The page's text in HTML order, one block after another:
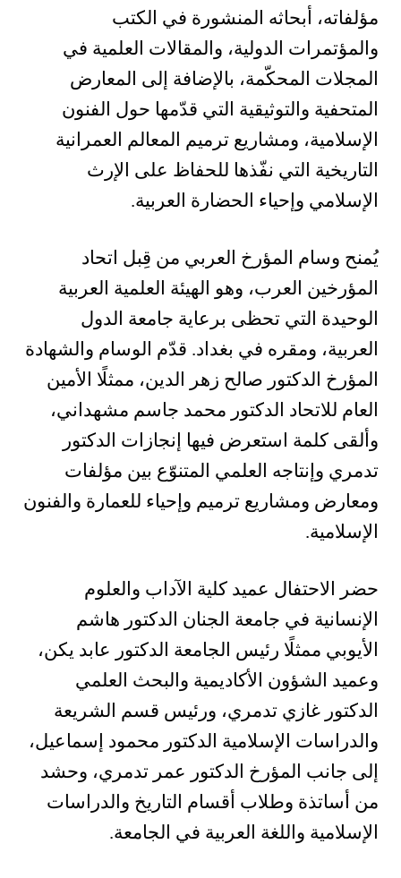
مؤلفاته، أبحاثه المنشورة في الكتب
والمؤتمرات الدولية، والمقالات العلمية في
المجلات المحكّمة، بالإضافة إلى المعارض
المتحفية والتوثيقية التي قدّمها حول الفنون
الإسلامية، ومشاريع ترميم المعالم العمرانية
التاريخية التي نفّذها للحفاظ على الإرث
الإسلامي وإحياء الحضارة العربية.
يُمنح وسام المؤرخ العربي من قِبل اتحاد
المؤرخين العرب، وهو الهيئة العلمية العربية
الوحيدة التي تحظى برعاية جامعة الدول
العربية، ومقره في بغداد. قدّم الوسام والشهادة
المؤرخ الدكتور صالح زهر الدين، ممثلًا الأمين
العام للاتحاد الدكتور محمد جاسم مشهداني،
وألقى كلمة استعرض فيها إنجازات الدكتور
تدمري وإنتاجه العلمي المتنوّع بين مؤلفات
ومعارض ومشاريع ترميم وإحياء للعمارة والفنون
الإسلامية.
حضر الاحتفال عميد كلية الآداب والعلوم
الإنسانية في جامعة الجنان الدكتور هاشم
الأيوبي ممثلًا رئيس الجامعة الدكتور عابد يكن،
وعميد الشؤون الأكاديمية والبحث العلمي
الدكتور غازي تدمري، ورئيس قسم الشريعة
والدراسات الإسلامية الدكتور محمود إسماعيل،
إلى جانب المؤرخ الدكتور عمر تدمري، وحشد
من أساتذة وطلاب أقسام التاريخ والدراسات
الإسلامية واللغة العربية في الجامعة.